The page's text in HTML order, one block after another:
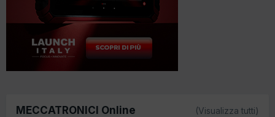
MECCATRONICI Online (Visualizza tutti)